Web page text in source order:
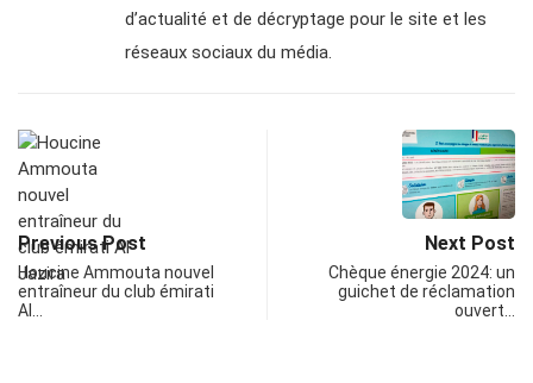
d’actualité et de décryptage pour le site et les
réseaux sociaux du média.
Previous Post
Houcine Ammouta nouvel
entraîneur du club émirati
Al…
Next Post
Chèque énergie 2024: un
guichet de réclamation
ouvert…